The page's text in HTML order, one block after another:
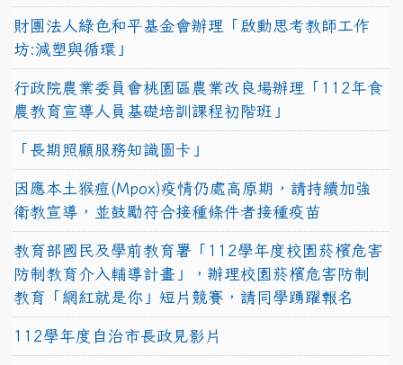
財團法人綠色和平基金會辦理「啟動思考教師工作
坊:減塑與循環」
行政院農業委員會桃園區農業改良場辦理「112年食
農教育宣導人員基礎培訓課程初階班」
「長期照顧服務知識圖卡」
因應本土猴痘(Mpox)疫情仍處高原期，請持續加強
衛教宣導，並鼓勵符合接種條件者接種疫苗
教育部國民及學前教育署「112學年度校園菸檳危害
防制教育介入輔導計畫」，辦理校園菸檳危害防制
教育「網紅就是你」短片競賽，請同學踴躍報名
112學年度自治市長政見影片